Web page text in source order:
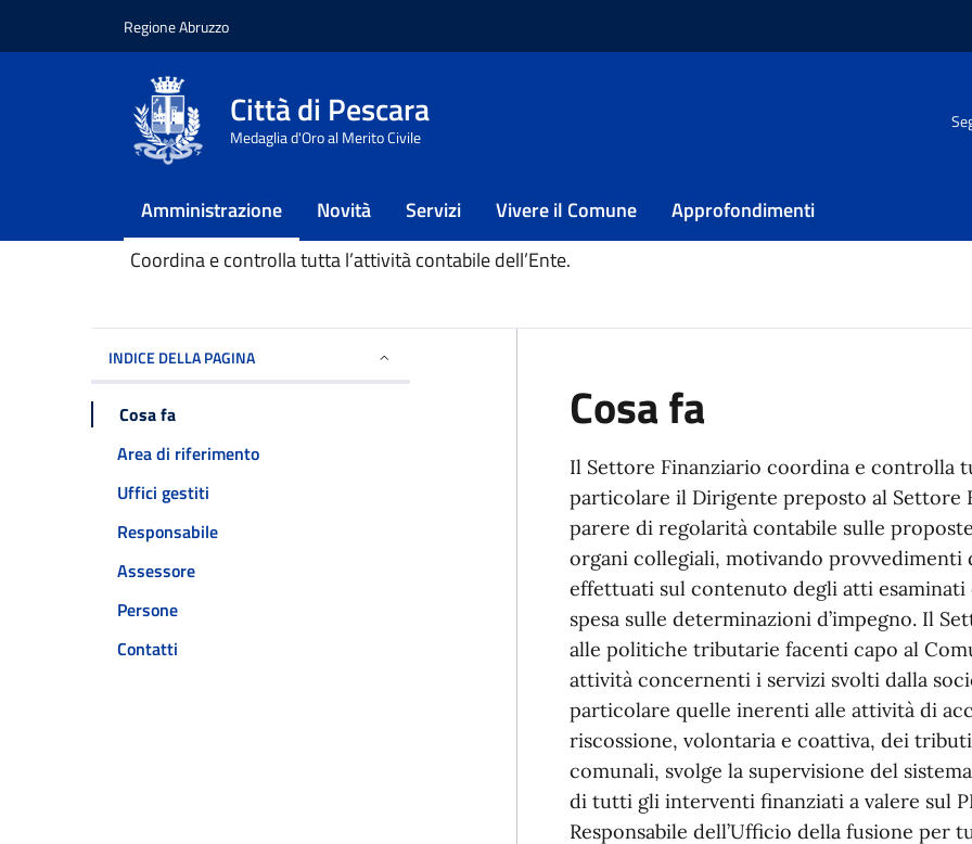
Regione Abruzzo
Città di Pescara
Medaglia d'Oro al Merito Civile
Amministrazione Novità Servizi Vivere il Comune Approfondimenti
Home / Amministrazione / Settore finanziario
Settore finanziario
Coordina e controlla tutta l’attività contabile dell’Ente.
INDICE DELLA PAGINA
Cosa fa
Area di riferimento
Uffici gestiti
Responsabile
Assessore
Persone
Contatti
Cosa fa
Il Settore Finanziario coordina e controlla
particolare il Dirigente preposto al Settore
parere di regolarità contabile sulle
organi collegiali, motivando
effettuati sul contenuto degli atti esaminati
spesa sulle determinazioni d’impegno. Il
alle politiche tributarie facenti capo al
attività concernenti i servizi svolti dalla
particolare quelle inerenti alle attività di
riscossione, volontaria e coattiva, dei
comunali, svolge la supervisione del
di tutti gli interventi finanziati a valere sul
Responsabile dell’Ufficio della fusione per